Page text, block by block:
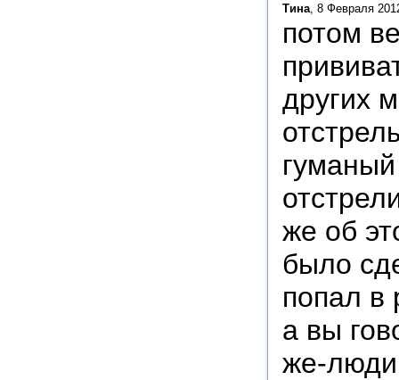
Тина , 8 Февраля
потом
других
же об
было
попал в
а вы
же-